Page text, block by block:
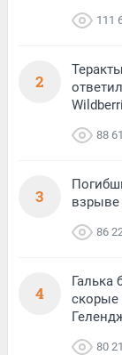
111
2
88
3
86
4
Галька
скорые
80